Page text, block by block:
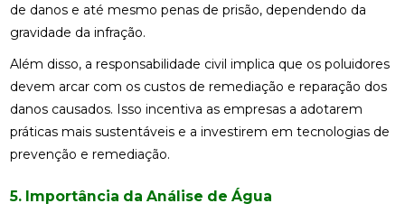
de danos e até mesmo penas de prisão, dependendo da
gravidade da infração.
Além disso, a responsabilidade civil implica que os poluidores
devem arcar com os custos de remediação e reparação dos
danos causados. Isso incentiva as empresas a adotarem
práticas mais sustentáveis e a investirem em tecnologias de
prevenção e remediação.
5. Importância da Análise de Água